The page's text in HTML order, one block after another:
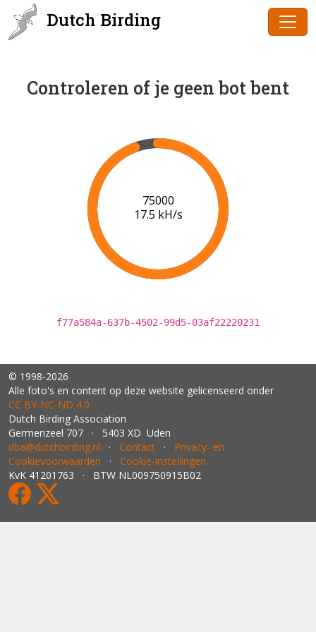
Dutch Birding
Controleren of je geen bot bent
76000
17.4 kH/s
f77a584a-637b-4502-99d5-03af22220231
© 1998-2026
Alle foto's en content op deze website gelicenseerd onder
CC BY‑NC‑ND 4.0
Dutch Birding Association
Germenzeel 707 · 5403 XD Uden
dba@dutchbirding.nl · Contact · Privacy- en
Cookievoorwaarden · Cookie-instellingen
KvK 41201763 · BTW NL009750915B02